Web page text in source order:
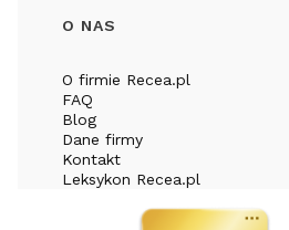
O NAS
O firmie Recea.pl
FAQ
Blog
Dane firmy
Kontakt
Leksykon Recea.pl